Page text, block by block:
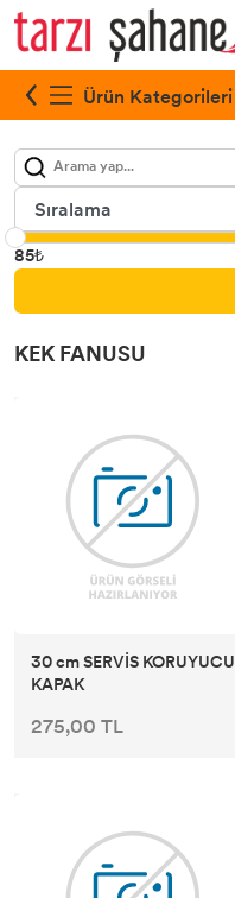
Ürün Kategorileri
85₺
KEK FANUSU
30 cm SERVİS KORUYUCU
KAPAK
275,00 TL